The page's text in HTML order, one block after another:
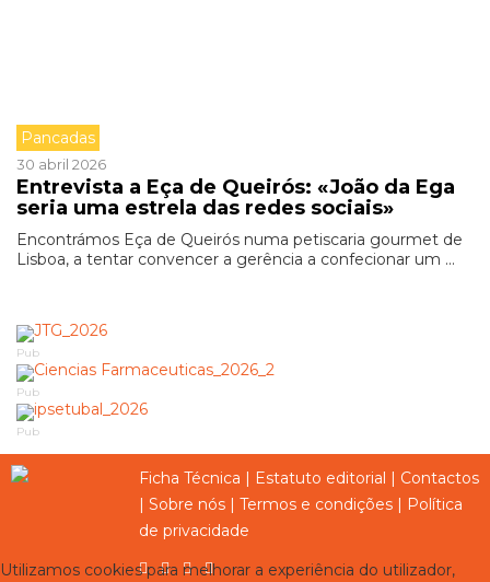
Pancadas
30 abril 2026
Entrevista a Eça de Queirós: «João da Ega
seria uma estrela das redes sociais»
Encontrámos Eça de Queirós numa petiscaria gourmet de
Lisboa, a tentar convencer a gerência a confecionar um ...
Pub
Pub
Pub
Ficha Técnica | Estatuto editorial | Contactos
| Sobre nós | Termos e condições | Política
de privacidade
Utilizamos cookies para melhorar a experiência do utilizador,